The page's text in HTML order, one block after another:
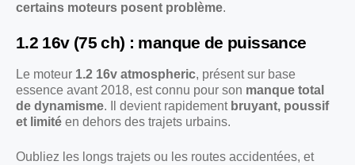
certains moteurs posent problème.
1.2 16v (75 ch) : manque de puissance
Le moteur 1.2 16v atmospheric, présent sur base
essence avant 2018, est connu pour son manque total
de dynamisme. Il devient rapidement bruyant, poussif
et limité en dehors des trajets urbains.
Oubliez les longs trajets ou les routes accidentées, et